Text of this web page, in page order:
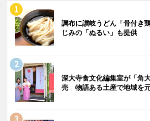
調布に讃岐うどん「骨付き
じみの「ぬるい」も提供
深大寺食文化編集室が「角
売 物語ある土産で地域を